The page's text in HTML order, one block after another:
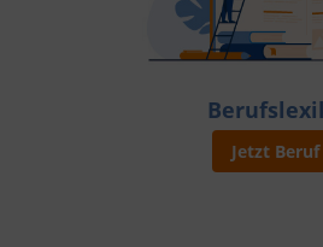
Jetzt